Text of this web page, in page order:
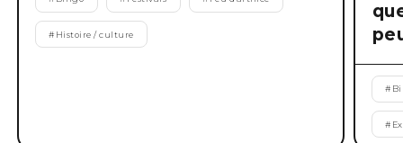
# Histoire / culture
#
#